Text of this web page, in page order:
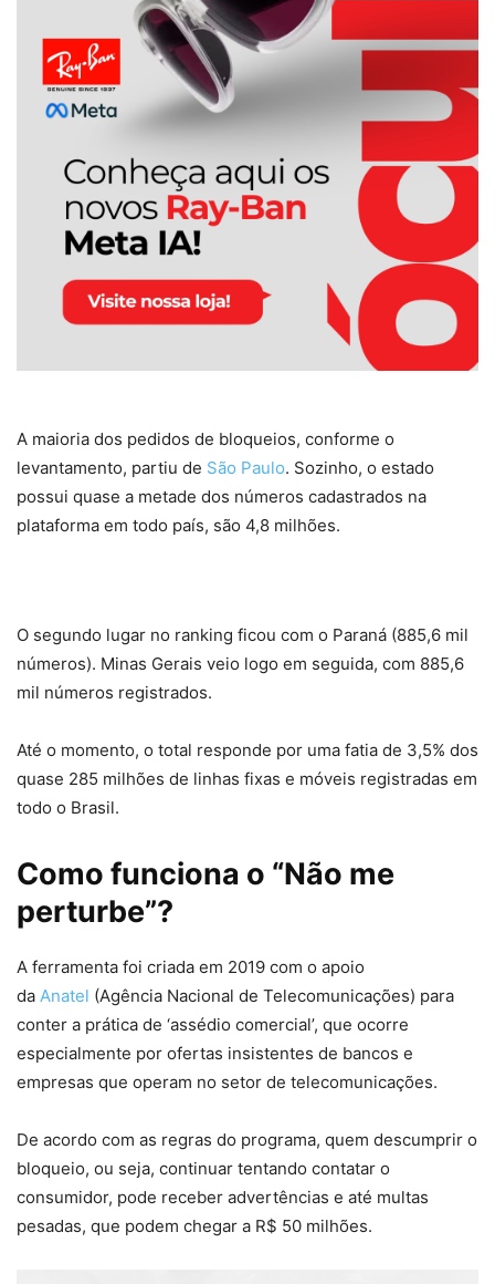
A maioria dos pedidos de bloqueios, conforme o
levantamento, partiu de São Paulo. Sozinho, o estado
possui quase a metade dos números cadastrados na
plataforma em todo país, são 4,8 milhões.
O segundo lugar no ranking ficou com o Paraná (885,6 mil
números). Minas Gerais veio logo em seguida, com 885,6
mil números registrados.
Até o momento, o total responde por uma fatia de 3,5% dos
quase 285 milhões de linhas fixas e móveis registradas em
todo o Brasil.
Como funciona o “Não me
perturbe”?
A ferramenta foi criada em 2019 com o apoio
da Anatel (Agência Nacional de Telecomunicações) para
conter a prática de ‘assédio comercial’, que ocorre
especialmente por ofertas insistentes de bancos e
empresas que operam no setor de telecomunicações.
De acordo com as regras do programa, quem descumprir o
bloqueio, ou seja, continuar tentando contatar o
consumidor, pode receber advertências e até multas
pesadas, que podem chegar a R$ 50 milhões.